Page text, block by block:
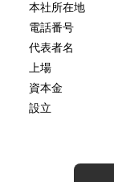
本社所在地
電話番号
代表者名
上場
資本金
設立